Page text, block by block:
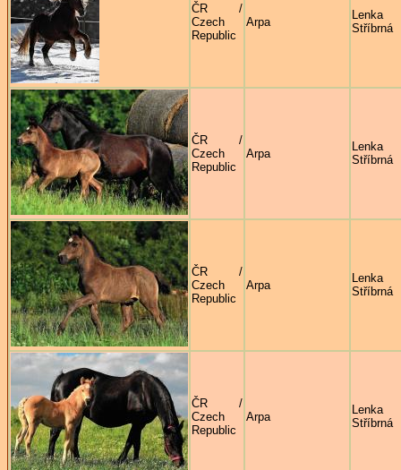
ČR /
Czech
Republic
Arpa
Lenka
Stříbrná
ČR /
Czech
Republic
Arpa
Lenka
Stříbrná
ČR /
Czech
Republic
Arpa
Lenka
Stříbrná
ČR /
Czech
Republic
Arpa
Lenka
Stříbrná